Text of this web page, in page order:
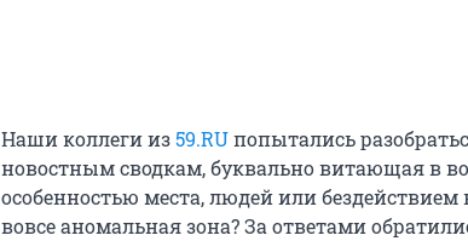
Наши коллеги из59.RUпопытались
новостным сводкам, буквально витающая в
особенностью места, людей или бездействием
вовсе аномальная зона? За ответами